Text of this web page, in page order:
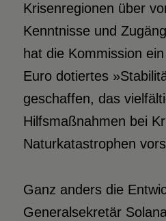
Krisenregionen über
Kenntnisse und
hat die Kommission
Euro dotiertes
geschaffen, das
Hilfsmaßnahmen bei
Naturkatastrophen
Ganz anders die
Generalsekretär